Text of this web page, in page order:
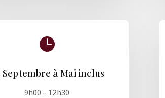

Septembre à Mai inclus
9h00 – 12h30